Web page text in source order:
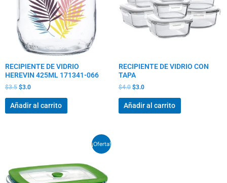
RECIPIENTE DE VIDRIO
HEREVIN 425ML 171341-066
$3.5 $3.0
Añadir al carrito
RECIPIENTE DE VIDRIO CON
TAPA
$4.0 $3.0
Añadir al carrito
¡Oferta!
era:
$18.5.
es:
$14.0.